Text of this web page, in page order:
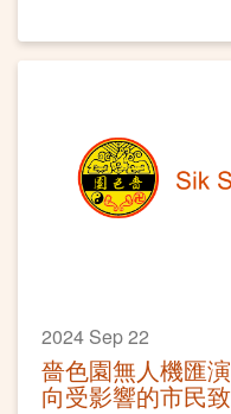
2024 Sep 22
嗇色園無人機匯
向受影響的市民